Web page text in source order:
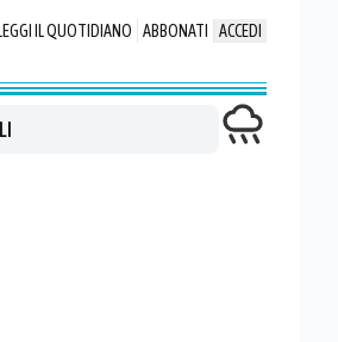
LEGGI IL QUOTIDIANO ABBONATI ACCEDI